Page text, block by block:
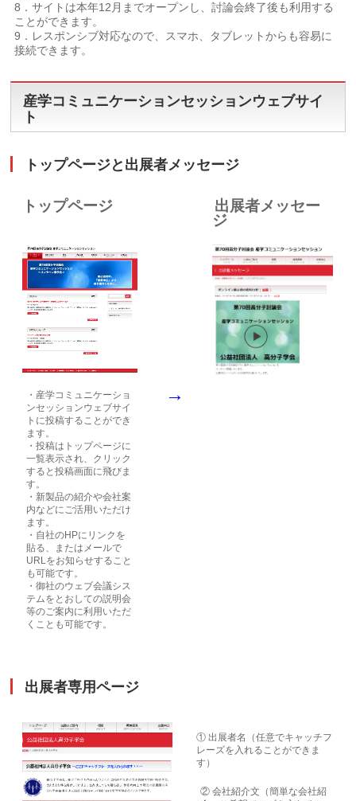
8．サイトは本年12月までオープンし、討論会終了後も利用する
ことができます。
9．レスポンシブ対応なので、スマホ、タブレットからも容易に
接続できます。
産学コミュニケーションセッションウェブサイ
ト
トップページと出展者メッセージ
トップページ
出展者メッセー
ジ
・産学コミュニケーショ
ンセッションウェブサイ
トに投稿することができ
ます。
・投稿はトップページに
一覧表示され、クリック
すると投稿画面に飛びま
す。
・新製品の紹介や会社案
内などにご活用いただけ
ます。
・自社のHPにリンクを
貼る、またはメールで
URLをお知らせすること
も可能です。
・御社のウェブ会議シス
テムをとおしての説明会
等のご案内に利用いただ
くことも可能です。
→
出展者専用ページ
① 出展者名（任意でキャッチフ
レーズを入れることができま
す）
② 会社紹介文（簡単な会社紹